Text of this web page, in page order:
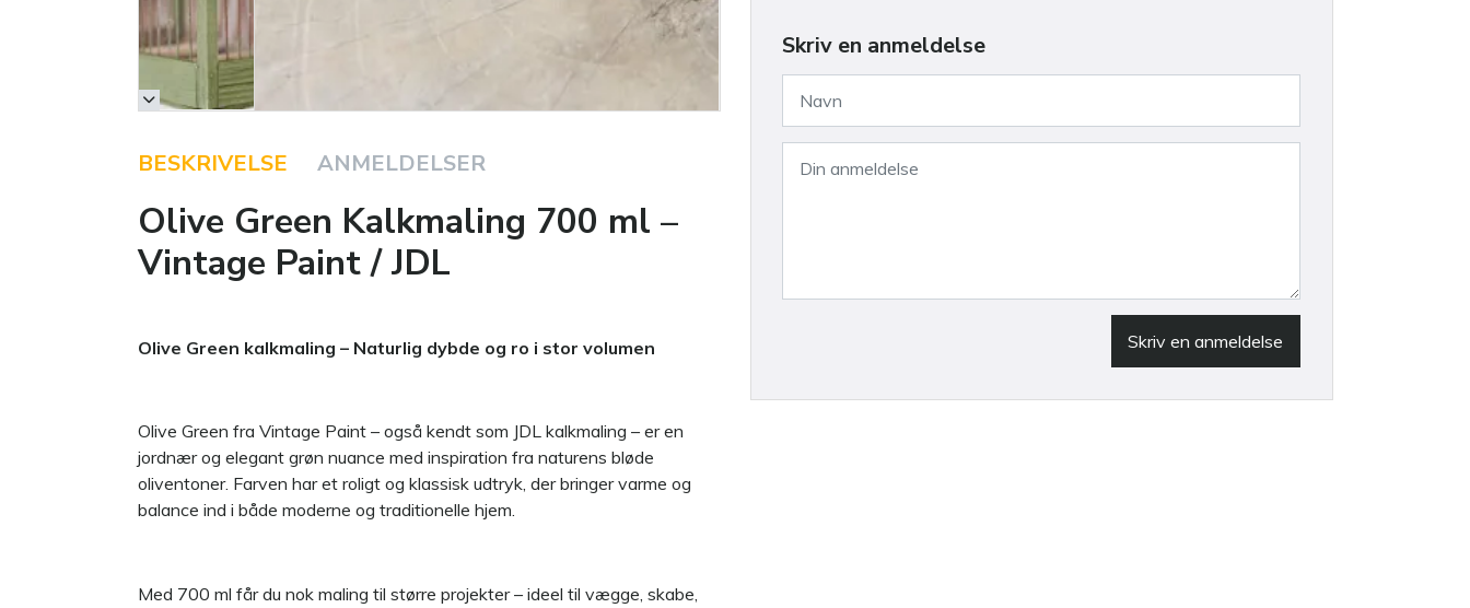
BESKRIVELSE ANMELDELSER
Olive Green Kalkmaling 700 ml –
Vintage Paint / JDL
Olive Green kalkmaling – Naturlig dybde og ro i stor volumen
Olive Green fra Vintage Paint – også kendt som JDL kalkmaling – er en
jordnær og elegant grøn nuance med inspiration fra naturens bløde
oliventoner. Farven har et roligt og klassisk udtryk, der bringer varme og
balance ind i både moderne og traditionelle hjem.
Med 700 ml får du nok maling til større projekter – ideel til vægge, skabe,
Skriv en anmeldelse
Skriv en anmeldelse